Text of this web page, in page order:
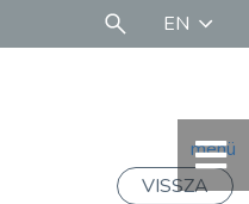
EN
menü
VISSZA